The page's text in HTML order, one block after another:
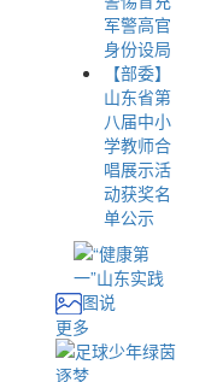
军警高官
身份设局
【部委】
山东省第
八届中小
学教师合
唱展示活
动获奖名
单公示
图说
更多